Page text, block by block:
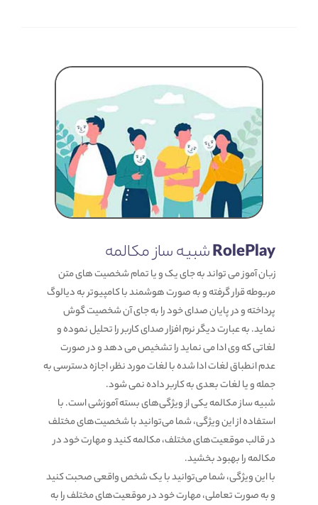
RolePlayشبیه ساز مکالمه
زبان آموز می تواند به جای یک و یا تمام شخصیت های متن
مربوطه قرار گرفته و به صورت هوشمند با کامپیوتر به دیالوگ
پرداخته و در پایان صدای خود را به جای آن شخصیت گوش
نماید. به عبارت دیگر نرم افزار صدای کاربر را تحلیل نموده و
لغاتی که وی ادا می نماید را تشخیص می دهد و در صورت
عدم انطباق لغات ادا شده با لغات مورد نظر، اجازه دسترسی به
جمله و یا لغات بعدی به کاربر داده نمی شود.
شبیه ساز مکالمه یکی از ویژگی‌های بسته آموزشی است. با
استفاده از این ویژگی، شما می‌توانید با شخصیت‌های مختلف
در قالب موقعیت‌های مختلف، مکالمه کنید و مهارت خود در
مکالمه را بهبود بخشید.
با این ویژگی، شما می‌توانید با یک شخص واقعی صحبت کنید
و به صورت تعاملی، مهارت خود در موقعیت‌های مختلف را به